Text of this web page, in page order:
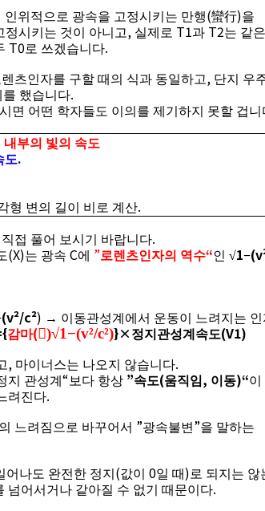
위적으로 광속을 고정시키는 만행(蠻行)을
정시키는 것이 아니고, 실제로 T1과 T2는 같은
T0로 쓰겠습니다.
츠인자를 구할 때의 식과 동일하고, 단지 우
를 했습니다.
면 어떤 학자들도 이의를 제기하지 못할 겁니
부의 빛의 속도
도.
형 변의 길이 비로 계산.
접 풀어 보시기 바랍니다.
(X)는 광속 C에 ”로렌츠인자의 역수“인 √1−
(v²/c²) → 이동관성계에서 운동이 느려지는 인
감마()√1−(v²/c²)}× 정지관성계속도(V1)
, 마이너스는 나오지 않습니다.
지 관성계 “ 보다 항상 ”속도(움직임, 이동)“이
려진다.
느려짐으로 바꾸어서 ”광속불변 ”을 말하는
어나도 완전한 정지 (값이 0일 때)로 되지는 않
넘어서거나 같아질 수 없기 때문이다.